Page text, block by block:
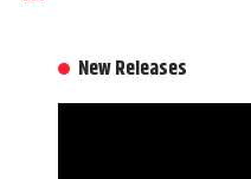
New Releases